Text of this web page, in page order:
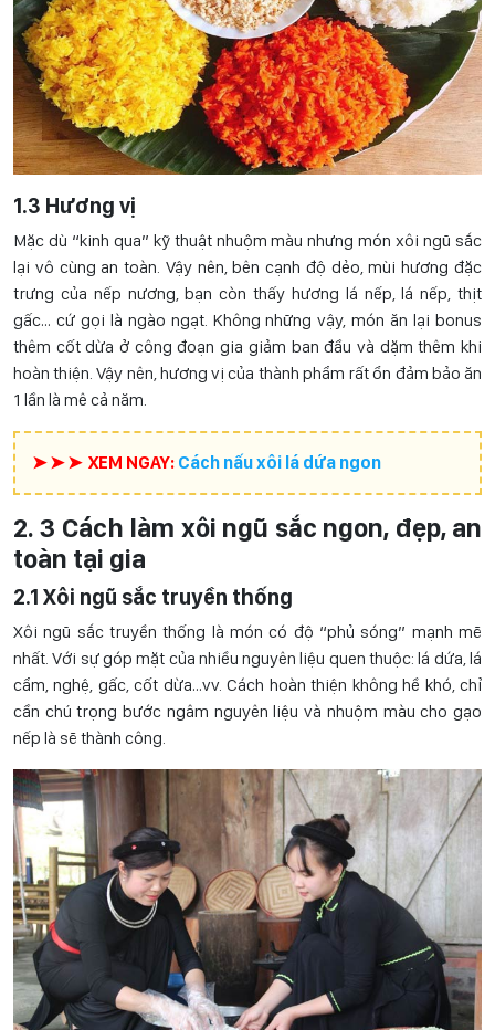
1.3 Hương vị
Mặc dù “kinh qua” kỹ thuật nhuộm màu nhưng món xôi ngũ sắc
lại vô cùng an toàn. Vậy nên, bên cạnh độ dẻo, mùi hương đặc
trưng của nếp nương, bạn còn thấy hương lá nếp, lá nếp, thịt
gấc… cứ gọi là ngào ngạt. Không những vậy, món ăn lại bonus
thêm cốt dừa ở công đoạn gia giảm ban đầu và dặm thêm khi
hoàn thiện. Vậy nên, hương vị của thành phẩm rất ổn đảm bảo ăn
1 lần là mê cả năm.
➤ ➤ ➤ XEM NGAY: Cách nấu xôi lá dứa ngon
2. 3 Cách làm xôi ngũ sắc ngon, đẹp, an
toàn tại gia
2.1 Xôi ngũ sắc truyền thống
Xôi ngũ sắc truyền thống là món có độ “phủ sóng” mạnh mẽ
nhất. Với sự góp mặt của nhiều nguyên liệu quen thuộc: lá dứa, lá
cẩm, nghệ, gấc, cốt dừa…vv. Cách hoàn thiện không hề khó, chỉ
cần chú trọng bước ngâm nguyên liệu và nhuộm màu cho gạo
nếp là sẽ thành công.